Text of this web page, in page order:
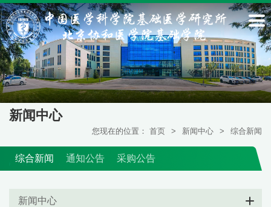
新闻中心
您现在的位置： 首页 > 新闻中心 > 综合新闻
综合新闻 通知公告 采购公告
新闻中心